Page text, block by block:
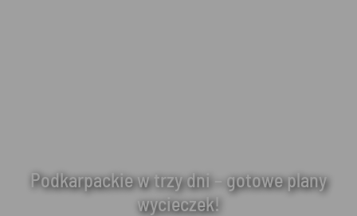
Podkarpackie w trzy dni – gotowe plany
wycieczek!